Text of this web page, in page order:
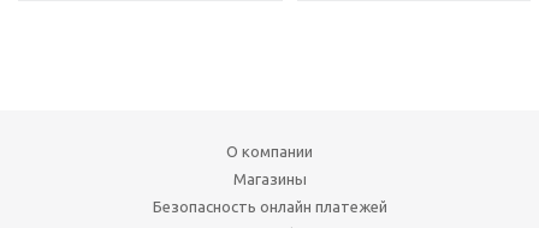
О компании
Магазины
Безопасность онлайн платежей